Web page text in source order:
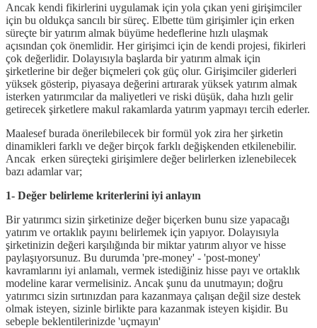
Ancak kendi fikirlerini uygulamak için yola çıkan yeni girişimciler
için bu oldukça sancılı bir süreç. Elbette tüm girişimler için erken
süreçte bir yatırım almak büyüme hedeflerine hızlı ulaşmak
açısından çok önemlidir. Her girişimci için de kendi projesi, fikirleri
çok değerlidir. Dolayısıyla başlarda bir yatırım almak için
şirketlerine bir değer biçmeleri çok güç olur. Girişimciler giderleri
yüksek gösterip, piyasaya değerini artırarak yüksek yatırım almak
isterken yatırımcılar da maliyetleri ve riski düşük, daha hızlı gelir
getirecek şirketlere makul rakamlarda yatırım yapmayı tercih ederler.
Maalesef burada önerilebilecek bir formül yok zira her şirketin
dinamikleri farklı ve değer birçok farklı değişkenden etkilenebilir.
Ancak erken süreçteki girişimlere değer belirlerken izlenebilecek
bazı adamlar var;
1- Değer belirleme kriterlerini iyi anlayın
Bir yatırımcı sizin şirketinize değer biçerken bunu size yapacağı
yatırım ve ortaklık payını belirlemek için yapıyor. Dolayısıyla
şirketinizin değeri karşılığında bir miktar yatırım alıyor ve hisse
paylaşıyorsunuz. Bu durumda 'pre-money' - 'post-money'
kavramlarını iyi anlamalı, vermek istediğiniz hisse payı ve ortaklık
modeline karar vermelisiniz. Ancak şunu da unutmayın; doğru
yatırımcı sizin sırtınızdan para kazanmaya çalışan değil size destek
olmak isteyen, sizinle birlikte para kazanmak isteyen kişidir. Bu
sebeple beklentilerinizde 'uçmayın'